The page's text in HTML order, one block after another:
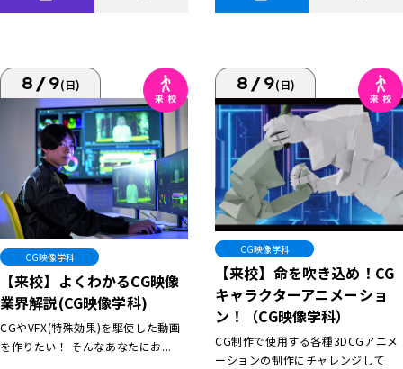
8/9(日)
CG映像学科
【来校】よくわかるCG映像
業界解説(CG映像学科)
CGやVFX(特殊効果)を駆使した動画
を作りたい！ そんなあなたにお...
8/9(日)
CG映像学科
【来校】命を吹き込め！CG
キャラクターアニメーショ
ン！（CG映像学科）
CG制作で使用する各種3DCGアニメ
ーションの制作にチャレンジして